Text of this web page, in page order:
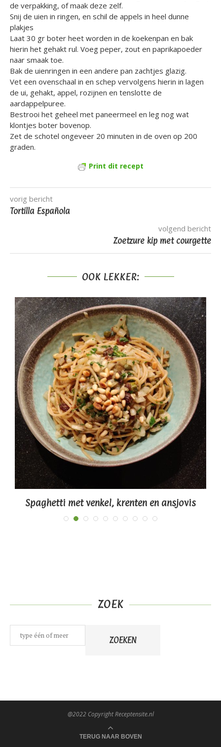
de verpakking, of maak deze zelf.
Snij de uien in ringen, en schil de appels in heel dunne
plakjes
Laat 30 gr boter heet worden in de koekenpan en bak
hierin het gehakt rul. Voeg peper, zout en paprikapoeder
naar smaak toe.
Bak de uienringen in een andere pan zachtjes glazig.
Vet een ovenschaal in en schep vervolgens hierin in lagen
de ui, gehakt, appel, rozijnen en tenslotte de
aardappelpuree.
Bestrooi het geheel met paneermeel en leg nog wat
klontjes boter bovenop.
Zet de schotel ongeveer 20 minuten in de oven op 200
graden.
Print dit recept
vorig bericht
Tortilla Española
volgend bericht
Zoetzure kip met courgette
OOK LEKKER:
Spaghetti met venkel, krenten en ansjovis
ZOEK
ZOEKEN
@2022 Copyright Receptensite.nl
TERUG NAAR BOVEN